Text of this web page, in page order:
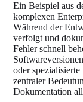
Ein Beispiel aus
komplexen
Während der
verfolgt und
Fehler schnell
oder
zentraler
Dokumentation